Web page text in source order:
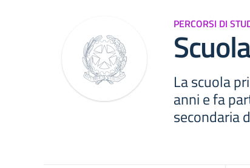
PERCORSI DI
La scuola
anni e fa
secondaria